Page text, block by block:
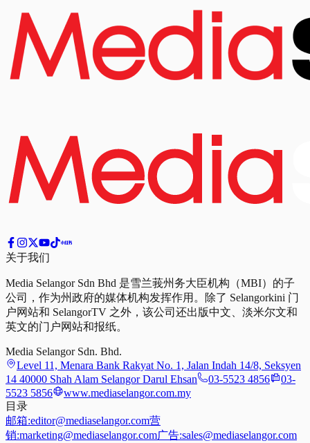
关于我们
Media Selangor Sdn Bhd 是雪兰莪州务大臣机构（MBI）的子
公司，作为州政府的媒体机构发挥作用。除了 Selangorkini 门
户网站和 SelangorTV 之外，该公司还出版中文、淡米尔文和
英文的门户网站和报纸。
Media Selangor Sdn. Bhd.
Level 11, Menara Bank Rakyat No. 1, Jalan Indah 14/8, Seksyen
14 40000 Shah Alam Selangor Darul Ehsan
03-5523 4856
03-
5523 5856
www.mediaselangor.com.my
目录
邮箱:editor@mediaselangor.com营
销:marketing@mediaselangor.com广告:sales@mediaselangor.com